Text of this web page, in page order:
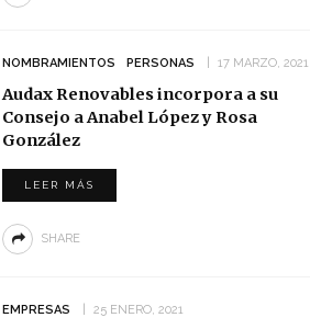
NOMBRAMIENTOS PERSONAS 17 MARZO, 2021
Audax Renovables incorpora a su
Consejo a Anabel López y Rosa
González
LEER MÁS
SHARE
EMPRESAS 25 ENERO, 2021